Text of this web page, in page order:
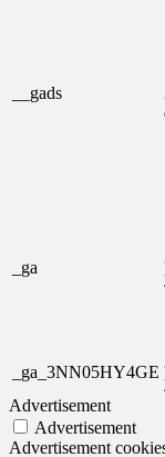
__gads
_ga
_ga_3NN05HY4GE
Advertisement
Advertisement
Advertisement